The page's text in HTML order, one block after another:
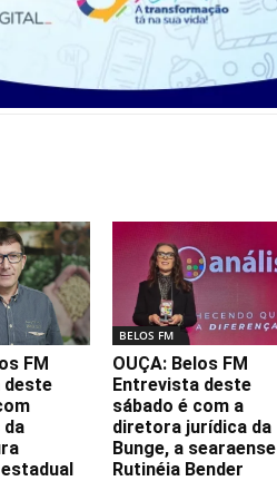
FM
deste
da
BELOS FM
OUÇA: Belos FM
Entrevista deste
sábado é com a
diretora jurídica da
Bunge, a searaense
Rutinéia Bender